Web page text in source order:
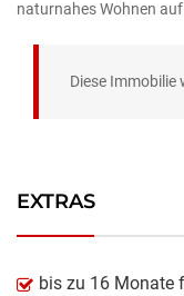
naturnahes Wohnen
Diese Immobilie
EXTRAS
bis zu 16 Monate